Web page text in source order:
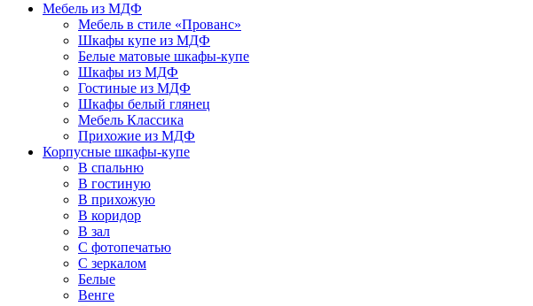
Мебель из МДФ
Мебель в стиле «Прованс»
Шкафы купе из МДФ
Белые матовые шкафы-купе
Шкафы из МДФ
Гостиные из МДФ
Шкафы белый глянец
Мебель Классика
Прихожие из МДФ
Корпусные шкафы-купе
В спальню
В гостиную
В прихожую
В коридор
В зал
С фотопечатью
С зеркалом
Белые
Венге